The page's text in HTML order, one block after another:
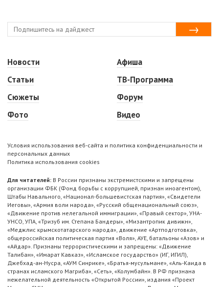
Новости
Статьи
Сюжеты
Фото
Афиша
ТВ-Программа
Форум
Видео
Условия использования веб-сайта и политика конфиденциальности и
персональных данных
Политика использования cookies
Для читателей: В России признаны экстремистскими и запрещены
организации ФБК (Фонд борьбы с коррупцией, признан иноагентом),
Штабы Навального, «Национал-большевистская партия», «Свидетели
Иеговы», «Армия воли народа», «Русский общенациональный союз»,
«Движение против нелегальной иммиграции», «Правый сектор», УНА-
УНСО, УПА, «Тризуб им. Степана Бандеры», «Мизантропик дивижн»,
«Меджлис крымскотатарского народа», движение «Артподготовка»,
общероссийская политическая партия «Воля», АУЕ, батальоны «Азов» и
«Айдар». Признаны террористическими и запрещены: «Движение
Талибан», «Имарат Кавказ», «Исламское государство» (ИГ, ИГИЛ),
Джебхад-ан-Нусра, «АУМ Синрике», «Братья-мусульмане», «Аль-Каида в
странах исламского Магриба», «Сеть», «Колумбайн». В РФ признана
нежелательной деятельность «Открытой России», издания «Проект